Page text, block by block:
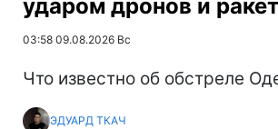
ударом дронов и ракет
03:58 09.08.2026 Вс
Что известно об обстреле
ЭДУАРД ТКАЧ